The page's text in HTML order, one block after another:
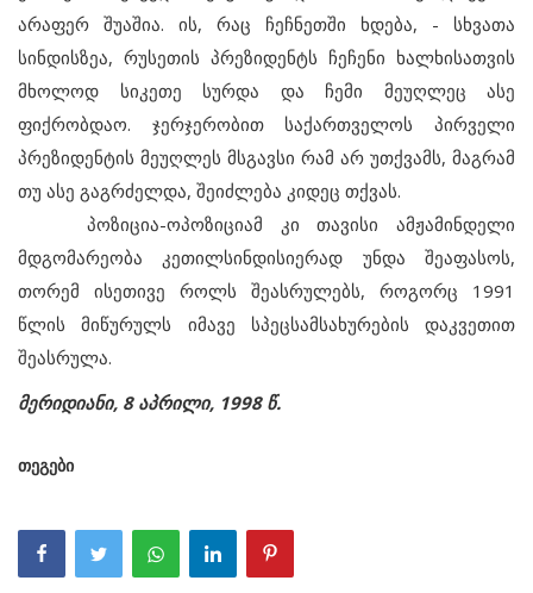
არაფერ შუაშია. ის, რაც ჩეჩნეთში ხდება, - სხვათა
სინდისზეა, რუსეთის პრეზიდენტს ჩეჩენი ხალხისათვის
მხოლოდ სიკეთე სურდა და ჩემი მეუღლეც ასე
ფიქრობდაო. ჯერჯერობით საქართველოს პირველი
პრეზიდენტის მეუღლეს მსგავსი რამ არ უთქვამს, მაგრამ
თუ ასე გაგრძელდა, შეიძლება კიდეც თქვას.
პოზიცია-ოპოზიციამ კი თავისი ამჟამინდელი
მდგომარეობა კეთილსინდისიერად უნდა შეაფასოს,
თორემ ისეთივე როლს შეასრულებს, როგორც 1991
წლის მიწურულს იმავე სპეცსამსახურების დაკვეთით
შეასრულა.
მერიდიანი, 8 აპრილი, 1998 წ.
თეგები